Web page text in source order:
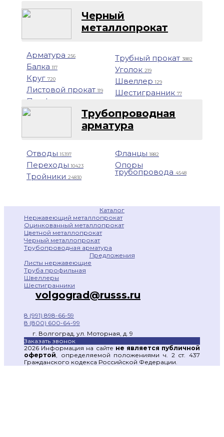
Черный
металлопрокат
Арматура 256
Балка117
Круг 720
Листовой прокат119
Профнастил
Трубный прокат 3882
Уголок 219
Швеллер129
Шестигранник 77
Трубопроводная
арматура
Отводы15397
Переходы10423
Тройники 24830
Фланцы1882
Опоры
трубопровода 4548
Каталог
Нержавеющий металлопрокат
Оцинкованный металлопрокат
Цветной металлопрокат
Черный металлопрокат
Трубопроводная арматура
Предложения
Листы нержавеющие
Труба профильная
Швеллеры
Шестигранники
volgograd@russs.ru
8 (991) 898-66-59
8 (800) 600-64-99
г. Волгоград, ул. Моторная, д. 9
Заказать звонок
2026 Информация на сайте не является публичной
офертой , определяемой положениями ч. 2 ст. 437
Гражданского кодекса Российской Федерации.